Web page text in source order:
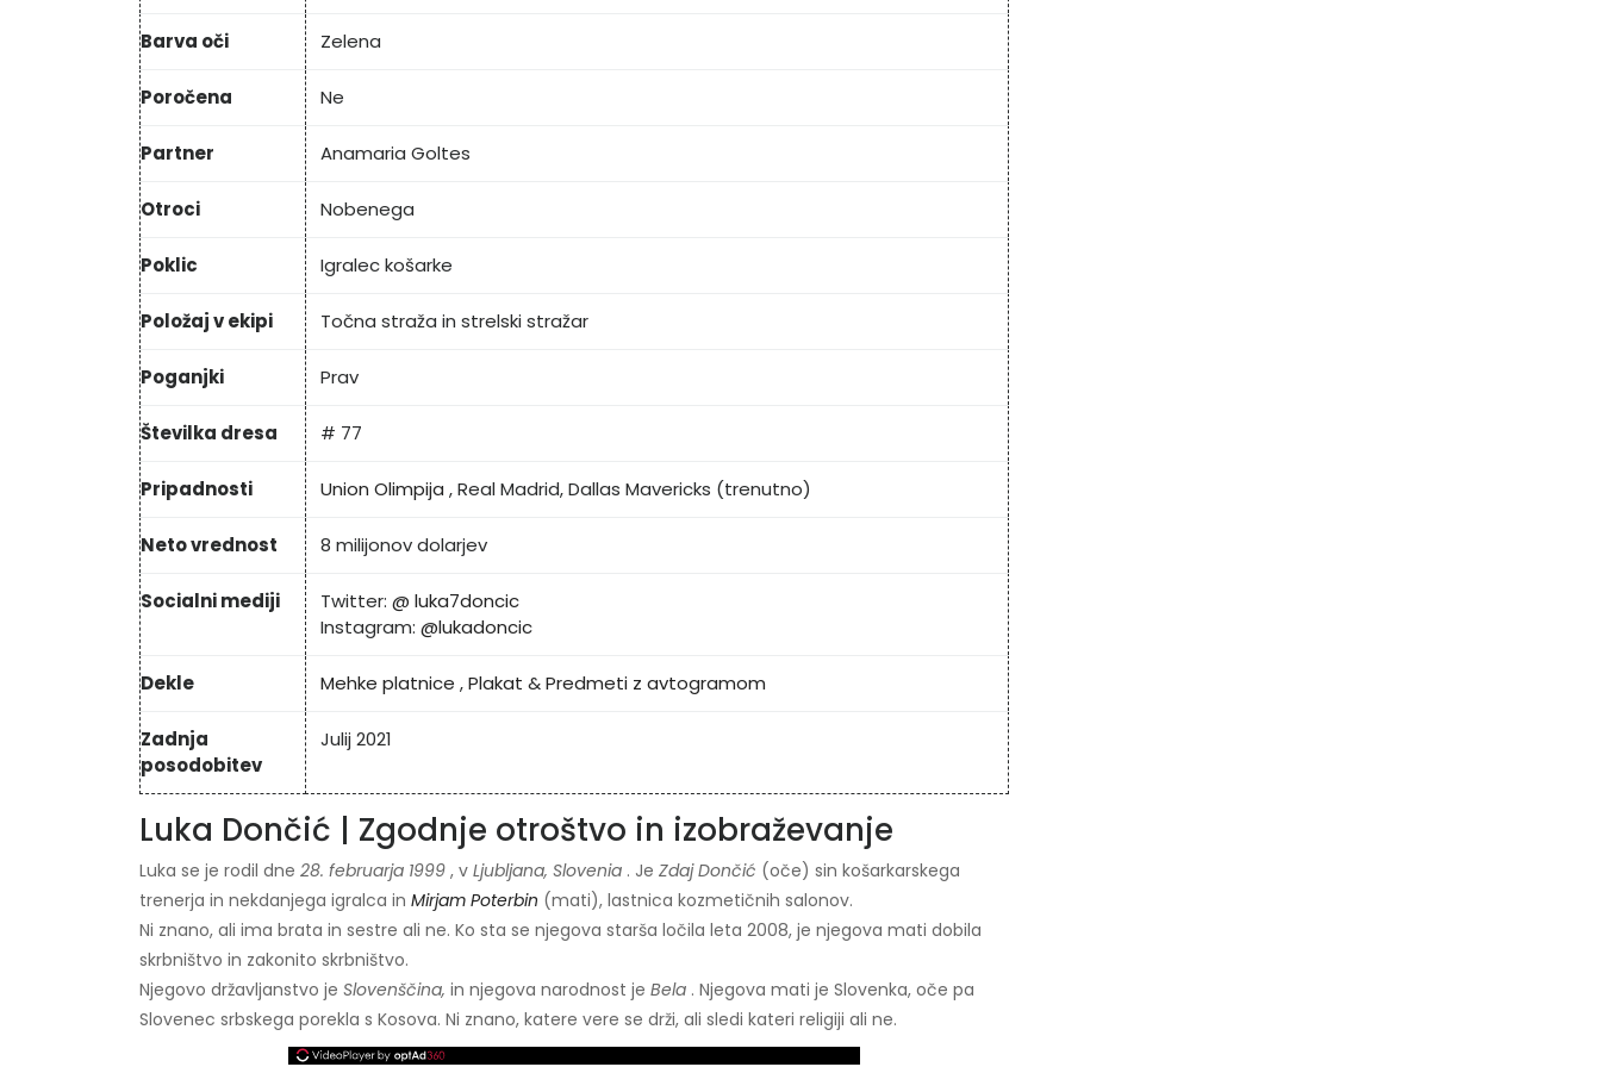
Barva oči Zelena
Poročena Ne
Partner Anamaria Goltes
Otroci Nobenega
Poklic Igralec košarke
Položaj v ekipi Točna straža in strelski stražar
Poganjki Prav
Številka dresa # 77
Pripadnosti Union Olimpija , Real Madrid, Dallas Mavericks (trenutno)
Neto vrednost 8 milijonov dolarjev
Socialni mediji Twitter: @ luka7doncic
Instagram: @lukadoncic
Dekle Mehke platnice ,Plakat &Predmeti z avtogramom
Zadnja
posodobitev
Julij 2021
Luka Dončić | Zgodnje otroštvo in izobraževanje
Luka se je rodil dne 28. februarja 1999 , v Ljubljana, Slovenia . Je Zdaj Dončić (oče) sin košarkarskega
trenerja in nekdanjega igralca in Mirjam Poterbin (mati), lastnica kozmetičnih salonov.
Ni znano, ali ima brata in sestre ali ne. Ko sta se njegova starša ločila leta 2008, je njegova mati dobila
skrbništvo in zakonito skrbništvo.
Njegovo državljanstvo je Slovenščina, in njegova narodnost je Bela . Njegova mati je Slovenka, oče pa
Slovenec srbskega porekla s Kosova. Ni znano, katere vere se drži, ali sledi kateri religiji ali ne.